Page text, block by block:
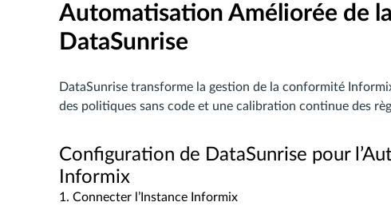
Automatisation Améliorée de
DataSunrise
DataSunrise transforme la gestion de la conformité
des politiques sans code et une calibration continue des
Configuration de DataSunrise pour
Informix
1. Connecter l’Instance Informix